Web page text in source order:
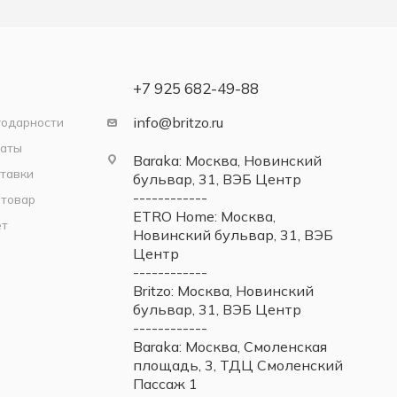
+7 925 682-49-88
info@britzo.ru
Baraka: Москва, Новинский
бульвар, 31, ВЭБ Центр
------------
ETRO Home: Москва,
Новинский бульвар, 31, ВЭБ
Центр
------------
Britzo: Москва, Новинский
бульвар, 31, ВЭБ Центр
------------
Baraka: Москва, Смоленская
площадь, 3, ТДЦ Смоленский
Пассаж 1